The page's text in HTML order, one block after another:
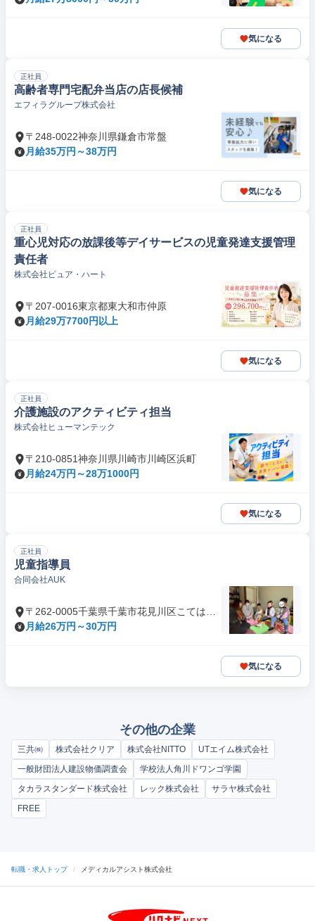
気になる
正社員
高齢者専門宅配弁当店の店長候補
エフィラグループ株式会社
〒248-0022神奈川県鎌倉市常盤
月給35万円～38万円
気になる
正社員
重心児対応の放課後等デイサービスの児童発達支援管理
責任者
株式会社ピュア・ハート
〒207-0016東京都東大和市仲原
月給29万7700円以上
気になる
正社員
介護施設のアクティビティ担当
株式会社ヒューマンテック
〒210-0851神奈川県川崎市川崎区浜町
月給24万円～28万1000円
気になる
正社員
児童指導員
合同会社AUK
〒262-0005千葉県千葉市花見川区こてはし
台
月給26万円～30万円
気になる
その他の企業
三共㈱ 株式会社クリア 株式会社NITTO
UTエイム株式会社
一般財団法人建設物価調査会
学校法人角川ドワンゴ学園
タカラスタンダード株式会社
レック株式会社
サラヤ株式会社
FREE
転職・求人トップ / メディカルアシスト株式会社